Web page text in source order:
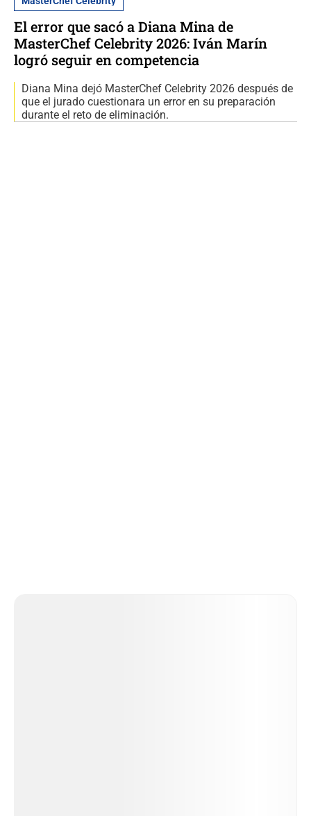
El error que sacó a Diana Mina de
MasterChef Celebrity 2026: Iván Marín
logró seguir en competencia
Diana Mina dejó MasterChef Celebrity 2026 después de
que el jurado cuestionara un error en su preparación
durante el reto de eliminación.